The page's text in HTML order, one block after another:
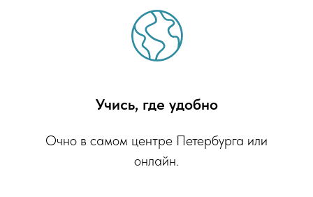
Учись, где удобно
Очно в самом центре Петербурга или
онлайн.